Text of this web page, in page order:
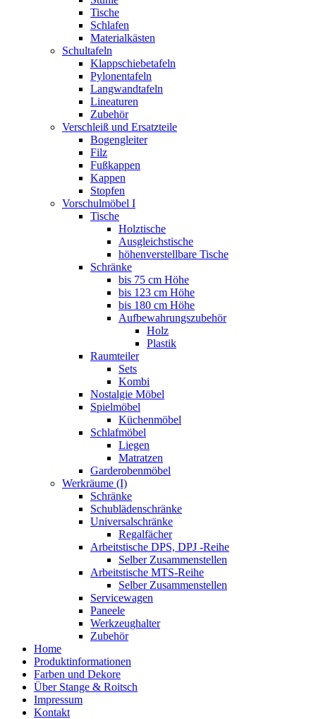
Tische
Schlafen
Materialkästen
Schultafeln
Klappschiebetafeln
Pylonentafeln
Langwandtafeln
Lineaturen
Zubehör
Verschleiß und Ersatzteile
Bogengleiter
Filz
Fußkappen
Kappen
Stopfen
Vorschulmöbel I
Tische
Holztische
Ausgleichstische
höhenverstellbare Tische
Schränke
bis 75 cm Höhe
bis 123 cm Höhe
bis 180 cm Höhe
Aufbewahrungszubehör
Holz
Plastik
Raumteiler
Sets
Kombi
Nostalgie Möbel
Spielmöbel
Küchenmöbel
Schlafmöbel
Liegen
Matratzen
Garderobenmöbel
Werkräume (I)
Schränke
Schublädenschränke
Universalschränke
Regalfächer
Arbeitstische DPS, DPJ -Reihe
Selber Zusammenstellen
Arbeitstische MTS-Reihe
Selber Zusammenstellen
Servicewagen
Paneele
Werkzeughalter
Zubehör
Home
Produktinformationen
Farben und Dekore
Über Stange & Roitsch
Impressum
Kontakt